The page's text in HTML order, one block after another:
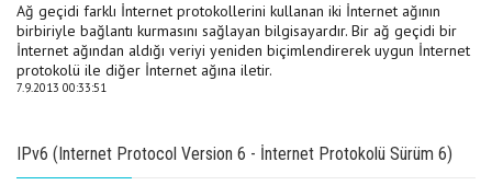
Ağ geçidi farklı İnternet protokollerini kullanan iki İnternet ağının
birbiriyle bağlantı kurmasını sağlayan bilgisayardır. Bir ağ geçidi bir
İnternet ağından aldığı veriyi yeniden biçimlendirerek uygun İnternet
protokolü ile diğer İnternet ağına iletir.
7.9.2013 00:33:51
IPv6 (Internet Protocol Version 6 - İnternet Protokolü Sürüm 6)